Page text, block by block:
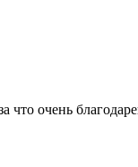
очень